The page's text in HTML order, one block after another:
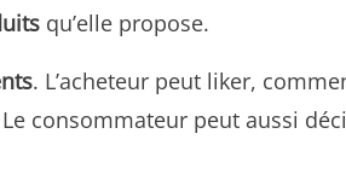
qu’elle propose.
. L’acheteur peut liker,
consommateur peut aussi